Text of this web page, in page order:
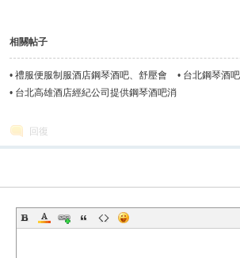
相關帖子
• 禮服便服制服酒店鋼琴酒吧、舒壓會
館、夜總會消費大全，最全消費攻略
• 台北鋼琴酒
• 台北高雄酒店經紀公司提供鋼琴酒吧消
回復